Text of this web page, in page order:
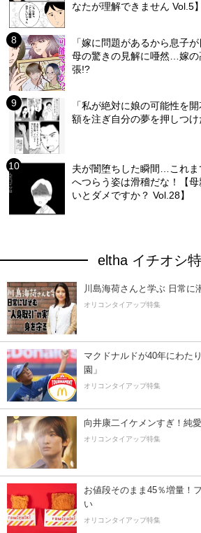
なたが理解できません Vol.5】
「嫁に問題があるから息子
母の驚きの見解に唖然…嫁の
張!?
「私が絶対に娘の可能性を
額を注ぎ自分の夢を押しつ
夫が闇堕ちした瞬間…これ
へつらう姿は滑稽だな！【
いとダメですか？ Vol.28】
eltha イチオシ
川島海荷さんと学ぶ 日常に
オリコンタイアップ特集
マクドナルドが40年にわた
園」
オリコンタイアップ特集
向井康二イケメンすぎ！純
オリコンタイアップ特集
お値段そのまま45％増量！
い
オリコンタイアップ特集